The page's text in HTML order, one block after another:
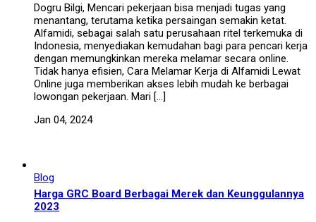
Dogru Bilgi, Mencari pekerjaan bisa menjadi tugas yang
menantang, terutama ketika persaingan semakin ketat.
Alfamidi, sebagai salah satu perusahaan ritel terkemuka di
Indonesia, menyediakan kemudahan bagi para pencari kerja
dengan memungkinkan mereka melamar secara online.
Tidak hanya efisien, Cara Melamar Kerja di Alfamidi Lewat
Online juga memberikan akses lebih mudah ke berbagai
lowongan pekerjaan. Mari […]
Jan 04, 2024
Blog
Harga GRC Board Berbagai Merek dan Keunggulannya
2023